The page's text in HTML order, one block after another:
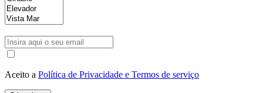
Aceito a Política de Privacidade e Termos de serviço